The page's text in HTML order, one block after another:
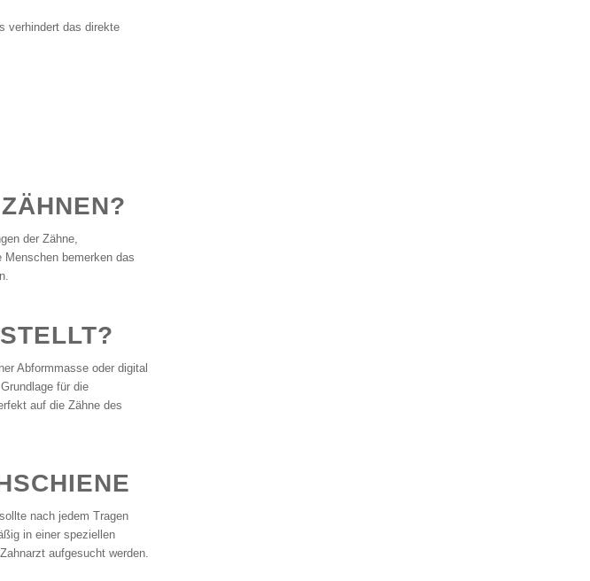
verhindert das direkte
der Zähne,
bemerken das
Abformmasse oder digital
für die
auf die Zähne des
nach jedem Tragen
in einer speziellen
aufgesucht werden.